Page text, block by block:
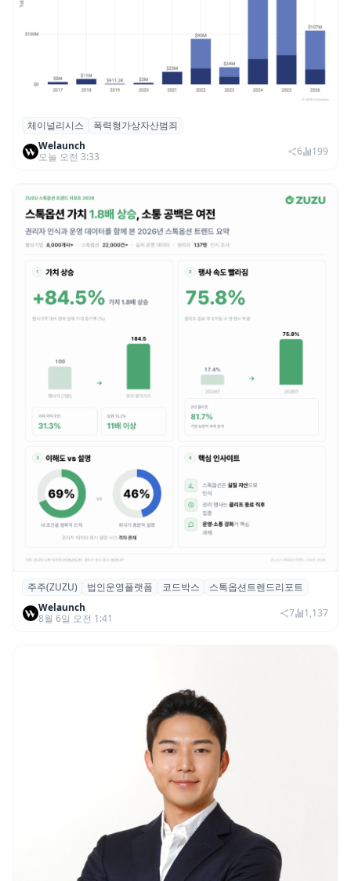
체이널리시스 “가상자산 보유자 대상 폭력
범죄 증가…상반기 탈취액 3000만 달러 돌파
체이널리시스
폭력형가상자산범죄
Welaunch
오늘 오전 3:33
6 199
스톡옵션 취소율 2년 만에 18.2%→31.3%…
권리 발생 즉시 행사 비중도 급증
주주(ZUZU) 법인운영플랫폼 코드박스
스톡옵션트렌드리포트
Welaunch
8월 6일 오전 1:41
7 1,137